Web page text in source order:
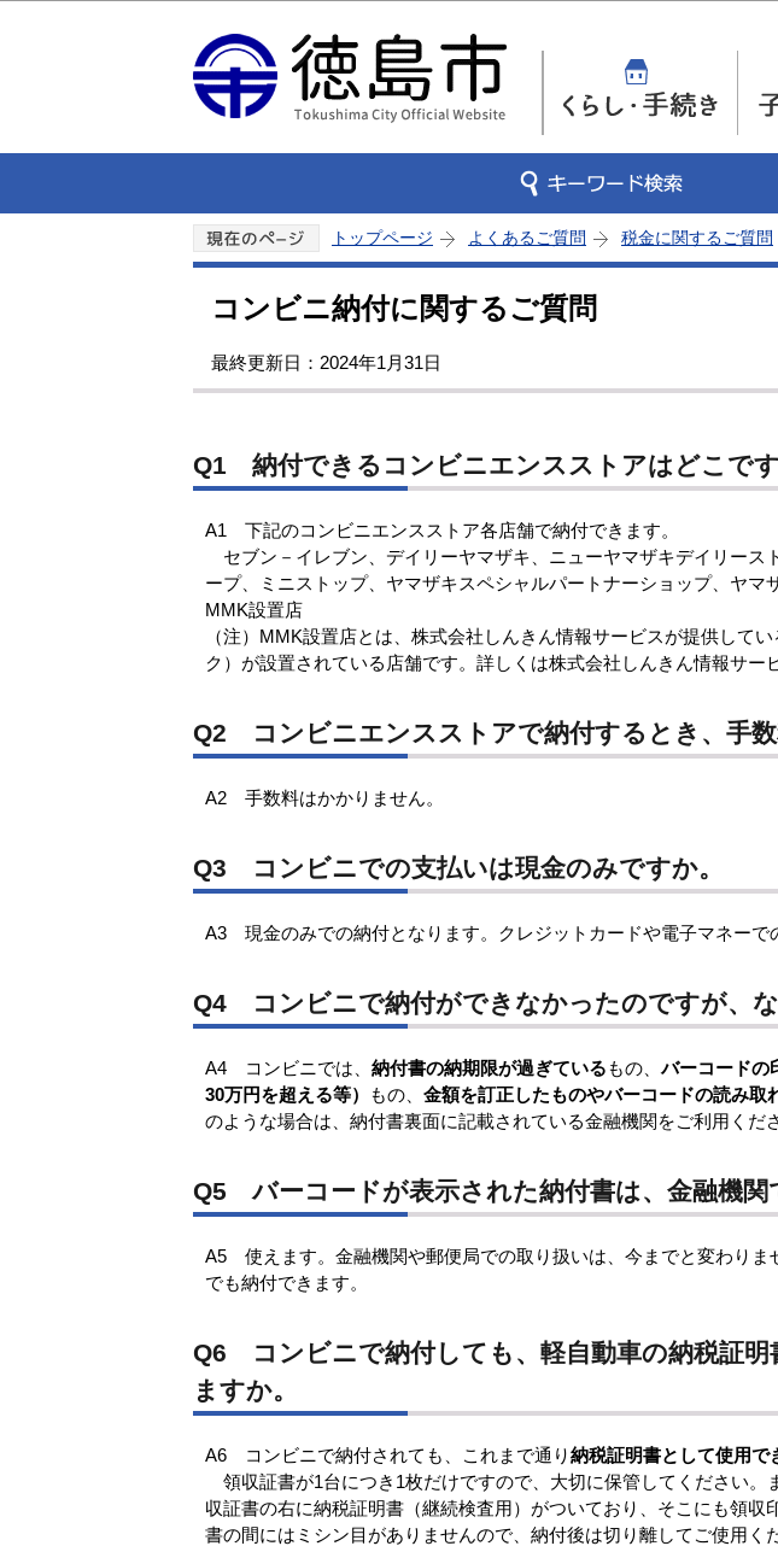
このペ
トップページ よくあるご質問 税金に関するご質問
コンビニ納付に関するご質問
最終更新日：2024年1月31日
Q1 納付できるコンビニエンスストアはどこです
A1 下記のコンビニエンスストア各店舗で納付できます。
セブン－イレブン、デイリーヤマザキ、ニューヤマザキデイリース
ープ、ミニストップ、ヤマザキスペシャルパートナーショップ、ヤマ
MMK設置店
（注）MMK設置店とは、株式会社しんきん情報サービスが提供して
ク）が設置されている店舗です。詳しくは株式会社しんきん情報サー
Q2 コンビニエンスストアで納付するとき、手数
A2 手数料はかかりません。
Q3 コンビニでの支払いは現金のみですか。
A3 現金のみでの納付となります。クレジットカードや電子マネーで
Q4 コンビニで納付ができなかったのですが、な
A4 コンビニでは、 納付書の納期限が過ぎているもの、バーコードの
30万円を超える等）
もの、 金額を訂正したものやバーコードの読み取
のような場合は、納付書裏面に記載されている金融機関をご利用くだ
Q5 バーコードが表示された納付書は、金融機関
A5 使えます。金融機関や郵便局での取り扱いは、今までと変わりま
でも納付できます。
Q6 コンビニで納付しても、軽自動車の納税証明
ますか。
A6 コンビニで納付されても、これまで通り納税証明書として使用で
領収証書が1台につき1枚だけですので、大切に保管してください。
収証書の右に納税証明書（継続検査用）がついており、そこにも領収
書の間にはミシン目がありませんので、納付後は切り離してご使用く